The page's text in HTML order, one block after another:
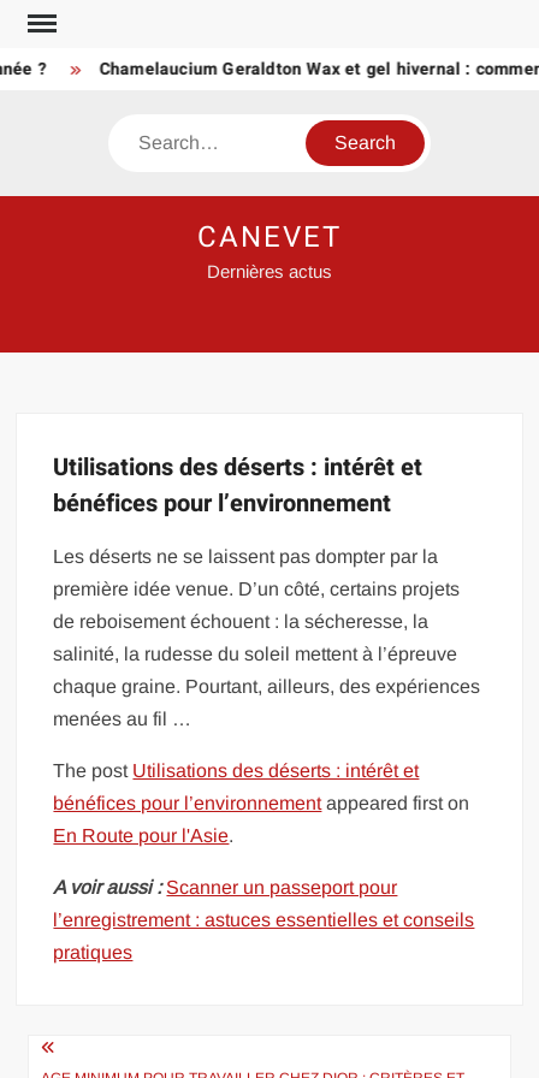
Skip
content
? Chamelaucium Geraldton Wax et gel hivernal :
Search
CANEVET
Dernières actus
Utilisations des déserts : intérêt et
bénéfices pour l’environnement
Les déserts ne se laissent pas dompter par la
première idée venue. D’un côté, certains projets
de reboisement échouent : la sécheresse, la
salinité, la rudesse du soleil mettent à l’épreuve
chaque graine. Pourtant, ailleurs, des expériences
menées au fil …
The post Utilisations des déserts : intérêt et
bénéfices pour l’environnementappeared first on
En Route pour l'Asie.
A voir aussi : Scanner un passeport pour
l’enregistrement : astuces essentielles et conseils
pratiques
Navigation